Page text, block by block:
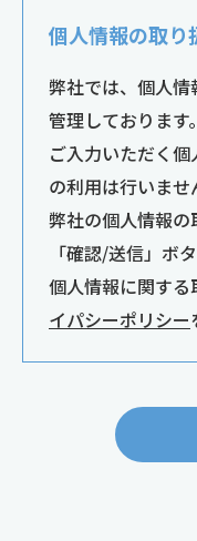
個人情報の取り
弊社では、個人情
管理しております。
ご入力いただく
の利用は行いませ
弊社の個人情報
「確認/送信」ボ
個人情報に関す
イパシーポリシー